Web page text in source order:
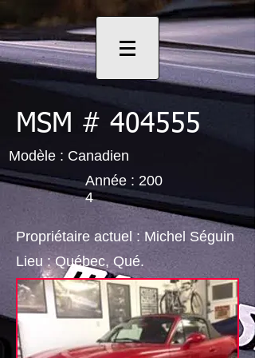
MSM # 404555
Modèle : Canadien
Année : 200
4
Propriétaire actuel : Michel Séguin
Lieu : Québec, Qué.